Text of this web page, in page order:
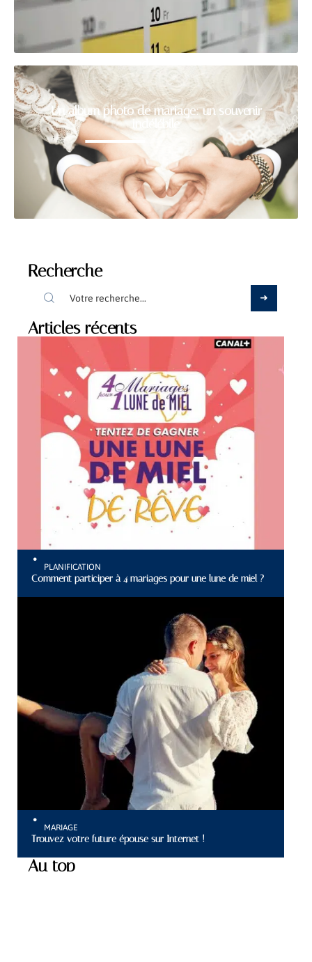
Un album photo de mariage: un souvenir
indélébile
Recherche
Articles récents
PLANIFICATION
Comment participer à 4 mariages pour une lune de miel ?
MARIAGE
Trouvez votre future épouse sur Internet !
Au top